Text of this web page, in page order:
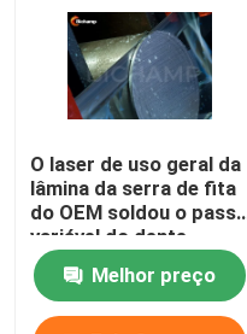
Sobre nós
Excursão da fábrica
Controle da qualidade
Contacte-nos
Notícia
O laser de uso geral da
lâmina da serra de fita
do OEM soldou o
variável do dente
Melhor preço